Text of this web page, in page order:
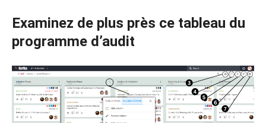
Examinez de plus près ce tableau du
programme d’audit